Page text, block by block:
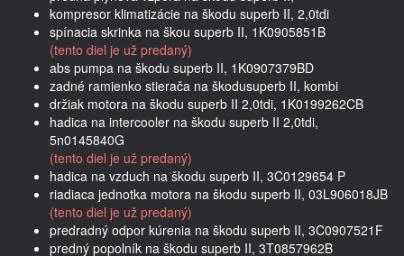
kompresor klimatizácie na škodu superb II, 2,0tdi
spínacia skrinka na škou superb II, 1K0905851B
(tento diel je už predaný)
abs pumpa na škodu superb II, 1K0907379BD
zadné ramienko stierača na škodusuperb II, kombi
držiak motora na škodu superb II 2,0tdi, 1K0199262CB
hadica na intercooler na škodu superb II 2,0tdi,
5n0145840G
(tento diel je už predaný)
hadica na vzduch na škodu superb II, 3C0129654 P
riadiaca jednotka motora na škodu superb II, 03L906018JB
(tento diel je už predaný)
predradný odpor kúrenia na škodu superb II, 3C0907521F
predný popolník na škodu superb II, 3T0857962B